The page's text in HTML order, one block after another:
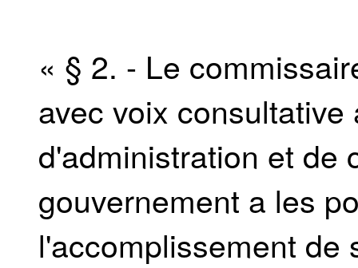
« § 2. - Le
avec voix
d'administration et de
gouvernement a les
l'accomplissement de